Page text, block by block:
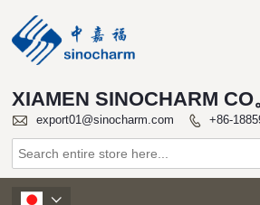
XIAMEN SINOCHARM CO
 export01@sinocharm.com  +86-
